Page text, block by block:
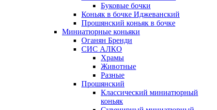
Буковые бочки
Коньяк в бочке Иджеванский
Прошянский коньяк в бочке
Миниатюрные коньяки
Оганян Бренди
СИС АЛКО
Храмы
Животные
Разные
Прошянский
Классический миниатюрный
коньяк